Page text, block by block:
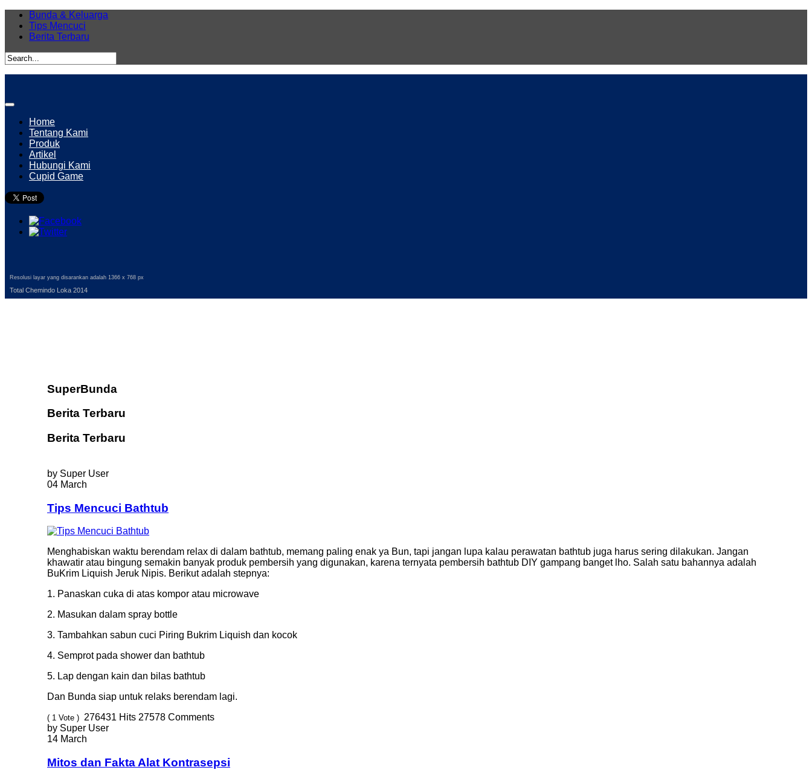
Bunda & Keluarga
Tips Mencuci
Berita Terbaru
Home
Tentang Kami
Produk
Artikel
Hubungi Kami
Cupid Game
Resolusi layar yang disarankan adalah 1366 x 768 px
Total Chemindo Loka 2014
SuperBunda
Berita Terbaru
Berita Terbaru
by Super User
04 March
Tips Mencuci Bathtub
Menghabiskan waktu berendam relax di dalam bathtub, memang paling enak ya Bun, tapi jangan lupa kalau perawatan bathtub juga harus sering dilakukan. Jangan
khawatir atau bingung semakin banyak produk pembersih yang digunakan, karena ternyata pembersih bathtub DIY gampang banget lho. Salah satu bahannya adalah
BuKrim Liquish Jeruk Nipis. Berikut adalah stepnya:
1. Panaskan cuka di atas kompor atau microwave
2. Masukan dalam spray bottle
3. Tambahkan sabun cuci Piring Bukrim Liquish dan kocok
4. Semprot pada shower dan bathtub
5. Lap dengan kain dan bilas bathtub
Dan Bunda siap untuk relaks berendam lagi.
( 1 Vote ) 276431 Hits 27578 Comments
by Super User
14 March
Mitos dan Fakta Alat Kontrasepsi